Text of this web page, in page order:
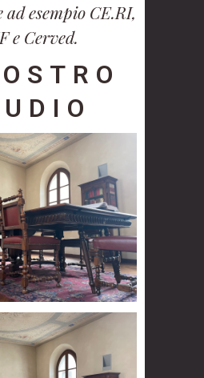
ad esempio CE.RI,
e Cerved.